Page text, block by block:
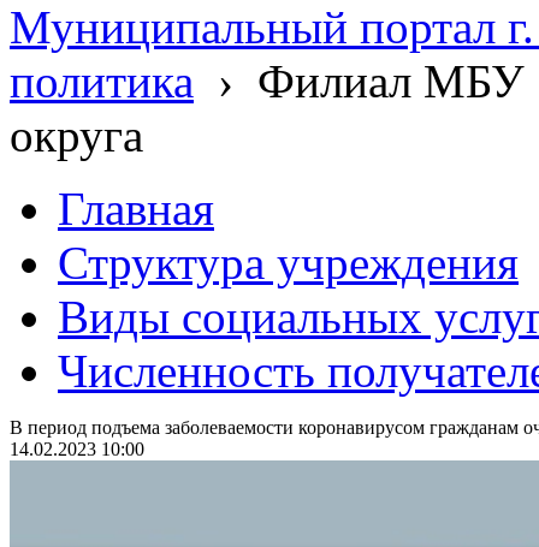
Муниципальный портал
политика › Филиал МБУ
округа
Главная
Структура учреждения
Виды социальных
Численность
В период подъема заболеваемости коронавирусом гражданам
14.02.2023 10:00